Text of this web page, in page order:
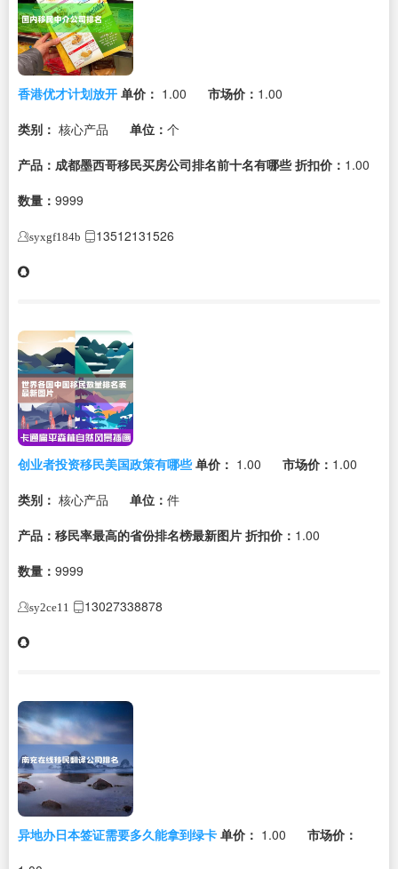
香港优才计划放开 单价： 1.00 市场价： 1.00
类别： 核心产品 单位： 个
产品：成都墨西哥移民买房公司排名前十名有哪些 折扣价： 1.00
数量： 9999
syxgf184b 13512131526
创业者投资移民美国政策有哪些 单价： 1.00 市场价： 1.00
类别： 核心产品 单位： 件
产品：移民率最高的省份排名榜最新图片 折扣价： 1.00
数量： 9999
sy2ce11 13027338878
异地办日本签证需要多久能拿到绿卡 单价： 1.00
市场价：